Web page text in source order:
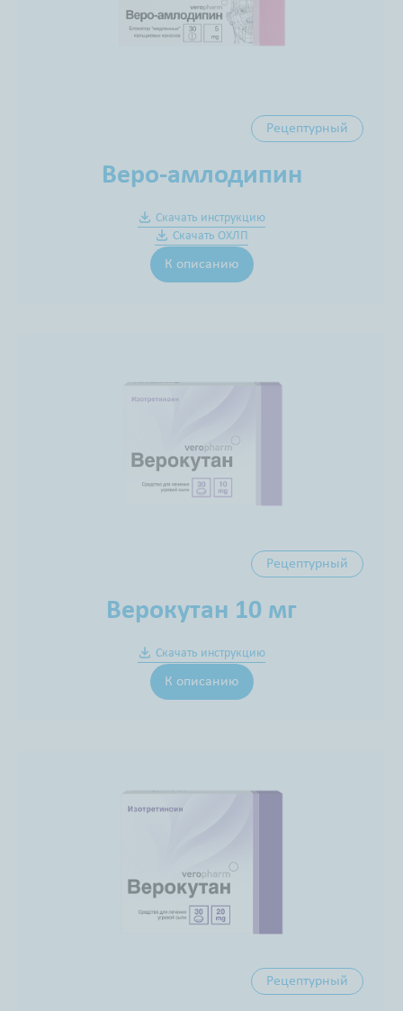
Рецептурный
Веро-амлодипин
Скачать инструкцию
Скачать ОХЛП
К описанию
Рецептурный
Верокутан 10 мг
Скачать инструкцию
К описанию
Рецептурный